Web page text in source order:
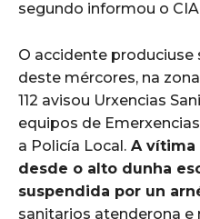
segundo informou o
O accidente produciuse
deste mércores, na
112 avisou Urxencias
equipos de
a Policía Local. A vítima
desde o alto dunha
suspendida por un
sanitarios atenderona e